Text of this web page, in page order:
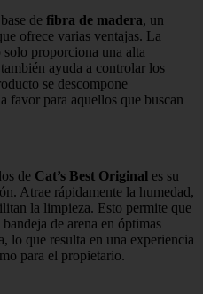
de fibra de madera, un
ofrece varias ventajas. La
proporciona una alta
ayuda a controlar los
se descompone
favor para aquellos que buscan
de Cat’s Best Original es su
Atrae rápidamente la humedad,
la limpieza. Esto permite que
de arena en óptimas
lo que resulta en una experiencia
para el propietario.